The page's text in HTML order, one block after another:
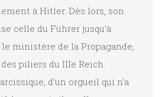
à Hitler. Dès lors, son
celle du Führer jusqu’à
ministère de la Propagande,
piliers du IIIe Reich.
d’un orgueil qui n’a